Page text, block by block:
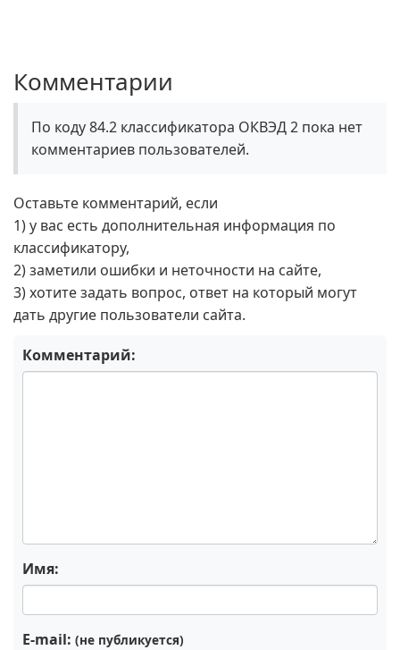
Комментарии
По коду 84.2 классификатора ОКВЭД 2 пока нет
комментариев пользователей.
Оставьте комментарий, если
1) у вас есть дополнительная информация по
классификатору,
2) заметили ошибки и неточности на сайте,
3) хотите задать вопрос, ответ на который могут
дать другие пользователи сайта.
Комментарий:
Имя:
E-mail: (не публикуется)